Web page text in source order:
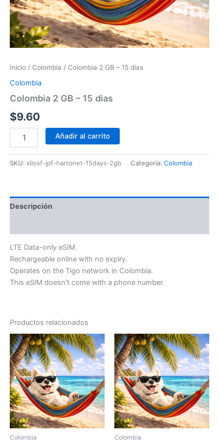
Inicio / Colombia / Colombia 2 GB – 15 dias
Colombia
Colombia 2 GB – 15 dias
$9.60
Añadir al carrito
SKU: xiloxf-jpf-hartonet-15days-2gb Categoría: Colombia
Descripción
LTE Data-only eSIM.
Rechargeable online with no expiry.
Operates on the Tigo network in Colombia.
This eSIM doesn’t come with a phone number.
Productos relacionados
Colombia Colombia